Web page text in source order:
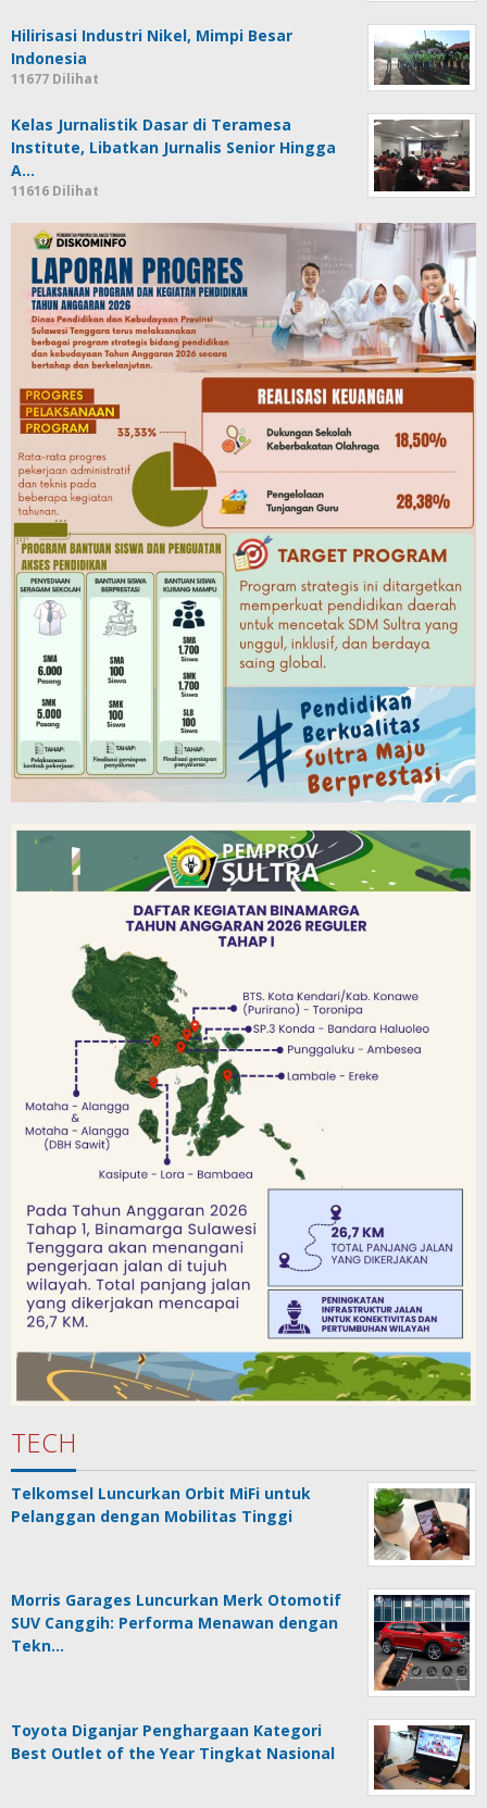
Hilirisasi Industri Nikel, Mimpi Besar
Indonesia
11677 Dilihat
Kelas Jurnalistik Dasar di Teramesa
Institute, Libatkan Jurnalis Senior Hingga
A…
11616 Dilihat
TECH
Telkomsel Luncurkan Orbit MiFi untuk
Pelanggan dengan Mobilitas Tinggi
Morris Garages Luncurkan Merk Otomotif
SUV Canggih: Performa Menawan dengan
Tekn…
Toyota Diganjar Penghargaan Kategori
Best Outlet of the Year Tingkat Nasional